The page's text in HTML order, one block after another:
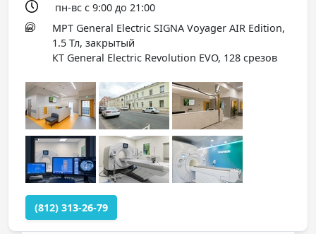
пн-вс с 9:00 до 21:00
МРТ General Electric SIGNA Voyager AIR Edition,
1.5 Тл, закрытый
КТ General Electric Revolution EVO, 128 срезов
(812) 313-26-79